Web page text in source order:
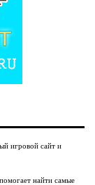
игровой сайт и
найти самые